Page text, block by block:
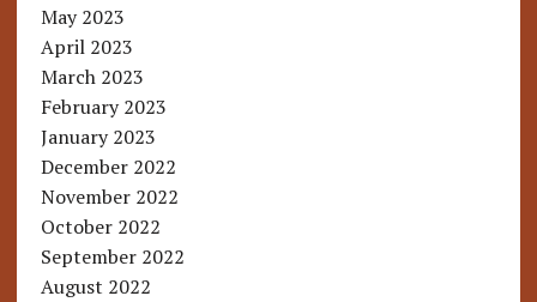
May 2023
April 2023
March 2023
February 2023
January 2023
December 2022
November 2022
October 2022
September 2022
August 2022